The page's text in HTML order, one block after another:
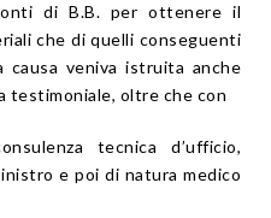
di B.B. per ottenere il
che di quelli conseguenti
causa veniva istruita anche
testimoniale, oltre che con
tecnica d’ufficio,
e poi di natura medico